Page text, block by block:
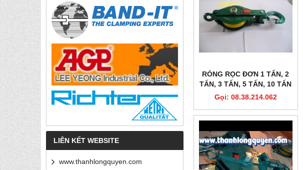
LIÊN KẾT WEBSITE
www.thanhlongquyen.com
RÒNG RỌC ĐƠN 1 TẤN, 2
TẤN, 3 TẤN, 5 TẤN, 10 TẤN
KAWASAKI
Gọi: 08.38.214.062